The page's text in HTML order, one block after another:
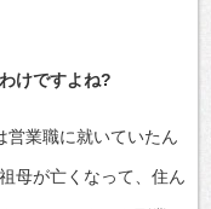
けですよね?
営業職に就いていたん
母が亡くなって、住ん